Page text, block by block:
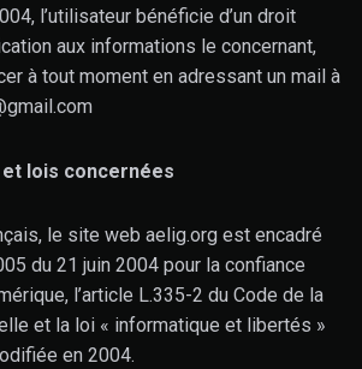
l’utilisateur bénéficie d’un droit
aux informations le concernant,
à tout moment en adressant un mail à
lois concernées
le site web aelig.org est encadré
du 21 juin 2004 pour la confiance
l’article L.335-2 du Code de la
et la loi « informatique et libertés »
en 2004.